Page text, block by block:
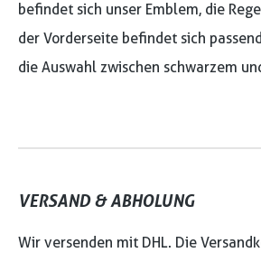
befindet sich unser Emblem, die
der Vorderseite befindet sich
die Auswahl zwischen schwarzem
VERSAND & ABHOLUNG
Wir versenden mit DHL. Die